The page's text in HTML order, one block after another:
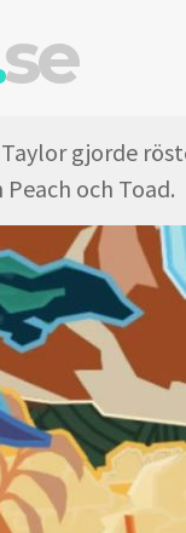
se
gjorde
Peach och Toad.